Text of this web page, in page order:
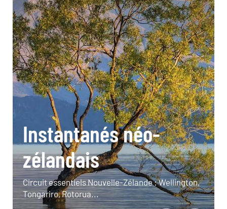
Instantanés néo-
zélandais
Circuit essentiels Nouvelle-Zélande : Wellington,
Tongariro, Rotorua...